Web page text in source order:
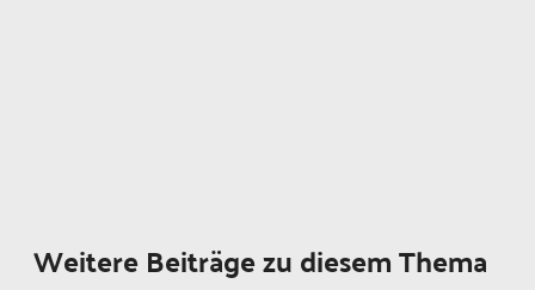
Weitere Beiträge zu diesem Thema